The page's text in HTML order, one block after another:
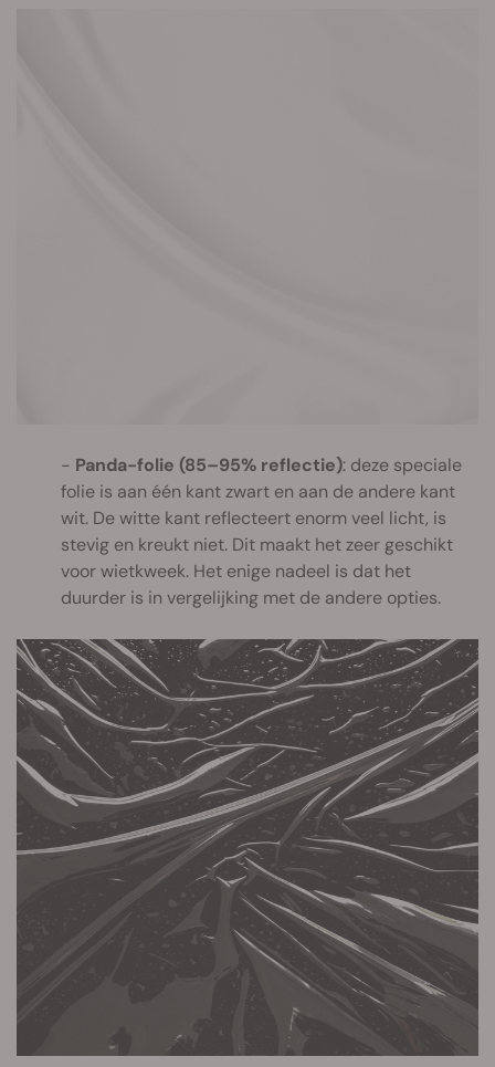
Panda-folie (85–95% reflectie): deze speciale
folie is aan één kant zwart en aan de andere kant
wit. De witte kant reflecteert enorm veel licht, is
stevig en kreukt niet. Dit maakt het zeer geschikt
voor wietkweek. Het enige nadeel is dat het
duurder is in vergelijking met de andere opties.